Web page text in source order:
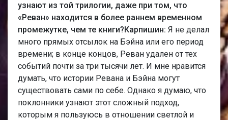
узнают из той трилогии, даже при том, что
«Реван» находится в более раннем временном
промежутке, чем те книги?Карпишин: Я не делал
много прямых отсылок на Бэйна или его период
времени; в конце концов, Реван удален от тех
событий почти за три тысячи лет. И мне нравится
думать, что истории Ревана и Бэйна могут
существовать сами по себе. Однако я думаю, что
поклонники узнают этот сложный подход,
которым я пользуюсь в отношении светлой и